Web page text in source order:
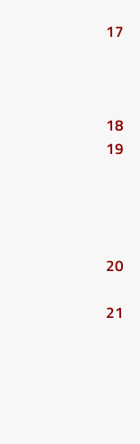
17
18
19
20
21